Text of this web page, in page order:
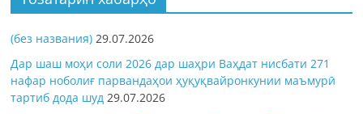
(без названия) 29.07.2026
Дар шаш моҳи соли 2026 дар шаҳри Ваҳдат нисбати 271
нафар ноболиғ парвандаҳои ҳуқуқвайронкунии маъмурӣ
тартиб дода шуд 29.07.2026